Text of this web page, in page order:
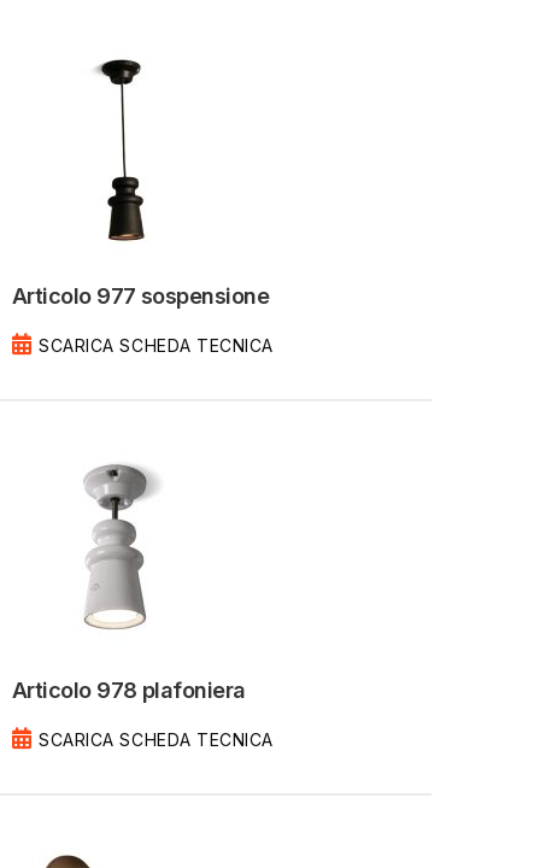
Articolo 977 sospensione
SCARICA SCHEDA TECNICA
Articolo 978 plafoniera
SCARICA SCHEDA TECNICA